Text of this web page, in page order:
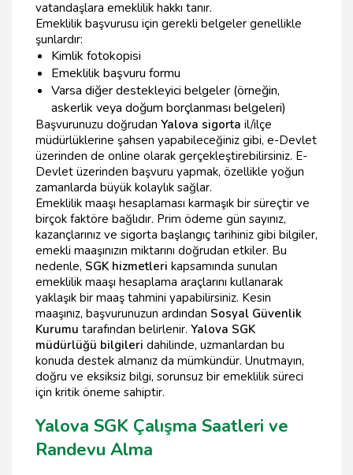
vatandaşlara emeklilik hakkı tanır.
Emeklilik başvurusu için gerekli belgeler genellikle
şunlardır:
Kimlik fotokopisi
Emeklilik başvuru formu
Varsa diğer destekleyici belgeler (örneğin,
askerlik veya doğum borçlanması belgeleri)
Başvurunuzu doğrudan Yalova sigorta il/ilçe
müdürlüklerine şahsen yapabileceğiniz gibi, e-Devlet
üzerinden de online olarak gerçekleştirebilirsiniz. E-
Devlet üzerinden başvuru yapmak, özellikle yoğun
zamanlarda büyük kolaylık sağlar.
Emeklilik maaşı hesaplaması karmaşık bir süreçtir ve
birçok faktöre bağlıdır. Prim ödeme gün sayınız,
kazançlarınız ve sigorta başlangıç tarihiniz gibi bilgiler,
emekli maaşınızın miktarını doğrudan etkiler. Bu
nedenle, SGK hizmetleri kapsamında sunulan
emeklilik maaşı hesaplama araçlarını kullanarak
yaklaşık bir maaş tahmini yapabilirsiniz. Kesin
maaşınız, başvurunuzun ardından Sosyal Güvenlik
Kurumu tarafından belirlenir. Yalova SGK
müdürlüğü bilgileri dahilinde, uzmanlardan bu
konuda destek almanız da mümkündür. Unutmayın,
doğru ve eksiksiz bilgi, sorunsuz bir emeklilik süreci
için kritik öneme sahiptir.
Yalova SGK Çalışma Saatleri ve
Randevu Alma